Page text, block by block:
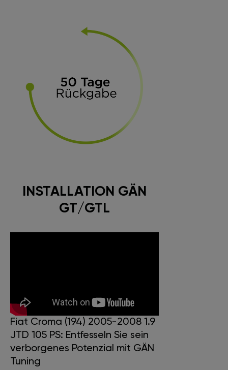
INSTALLATION GÄN
GT/GTL
Fiat Croma (194) 2005-2008 1.9
JTD 105 PS: Entfesseln Sie sein
verborgenes Potenzial mit GÄN
Tuning